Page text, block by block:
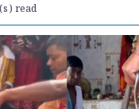
read